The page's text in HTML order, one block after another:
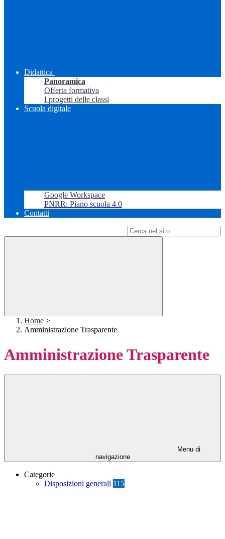
Didattica
Panoramica
Offerta formativa
I progetti delle classi
Scuola digitale
Google Workspace
PNRR: Piano scuola 4.0
Contatti
Home >
Amministrazione Trasparente
Amministrazione Trasparente
Menu di
navigazione
Categorie
Disposizioni generali 115